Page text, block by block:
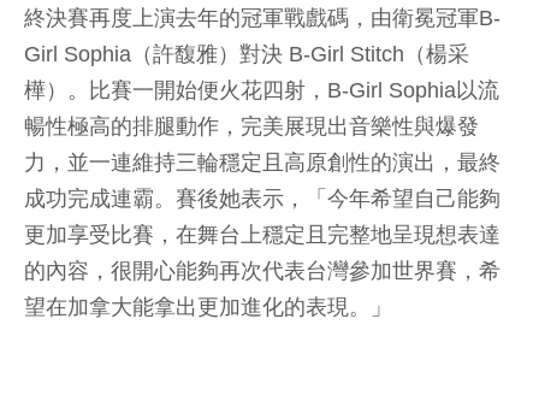
終決賽再度上演去年的冠軍戰戲碼，由衛冕冠軍B-
Girl Sophia（許馥雅）對決 B-Girl Stitch（楊采
樺）。比賽一開始便火花四射，B-Girl Sophia以流
暢性極高的排腿動作，完美展現出音樂性與爆發
力，並一連維持三輪穩定且高原創性的演出，最終
成功完成連霸。賽後她表示，「今年希望自己能夠
更加享受比賽，在舞台上穩定且完整地呈現想表達
的內容，很開心能夠再次代表台灣參加世界賽，希
望在加拿大能拿出更加進化的表現。」